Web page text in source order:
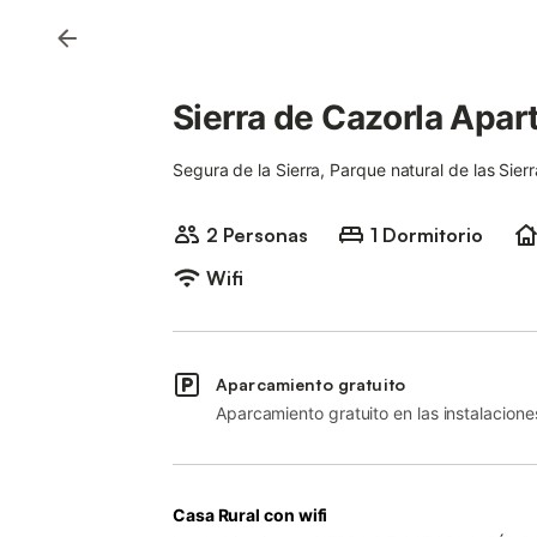
Sierra de Cazorla
Segura de la Sierra, Parque natural de las
2 Personas 1 Dormitorio
Wifi
Aparcamiento gratuito
Aparcamiento gratuito en las
Casa Rural con wifi